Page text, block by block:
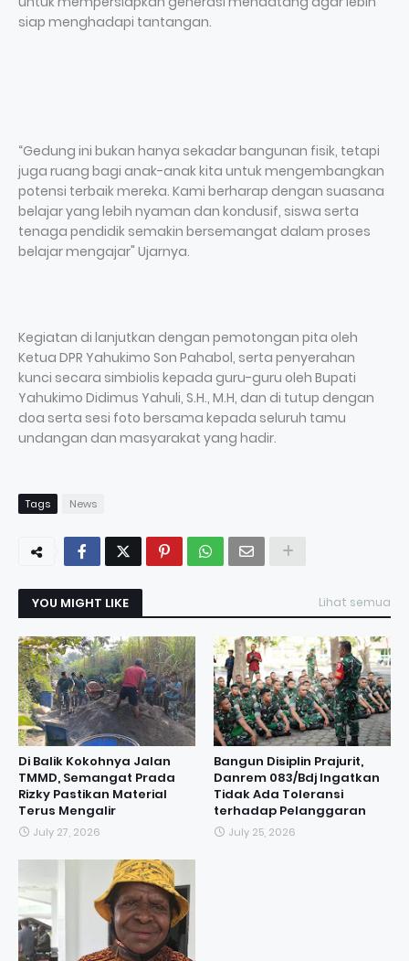
siap menghadapi tantangan.
“Gedung ini bukan hanya sekadar bangunan fisik, tetapi
juga ruang bagi anak-anak kita untuk mengembangkan
potensi terbaik mereka. Kami berharap dengan suasana
belajar yang lebih nyaman dan kondusif, siswa serta
tenaga pendidik semakin bersemangat dalam proses
belajar mengajar" Ujarnya.
Kegiatan di lanjutkan dengan pemotongan pita oleh
Ketua DPR Yahukimo Son Pahabol, serta penyerahan
kunci secara simbiolis kepada guru-guru oleh Bupati
Yahukimo Didimus Yahuli, S.H., M.H, dan di tutup dengan
doa serta sesi foto bersama kepada seluruh tamu
undangan dan masyarakat yang hadir.
Tags News
YOU MIGHT LIKE Lihat semua
Di Balik Kokohnya Jalan
TMMD, Semangat Prada
Rizky Pastikan Material
Terus Mengalir
July 27, 2026
Bangun Disiplin Prajurit,
Danrem 083/Bdj Ingatkan
Tidak Ada Toleransi
terhadap Pelanggaran
July 25, 2026